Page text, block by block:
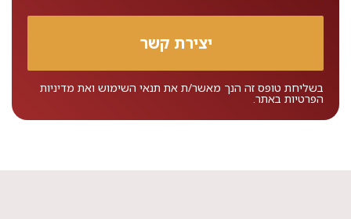
בשליחת טופס זה הנך מאשר/ת את תנאי השימוש ואת מדיניות
הפרטיות באתר.